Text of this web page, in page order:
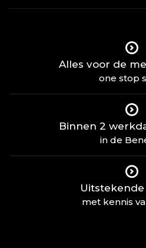
Alles voor de
one stop
Binnen 2
in de
met kennis